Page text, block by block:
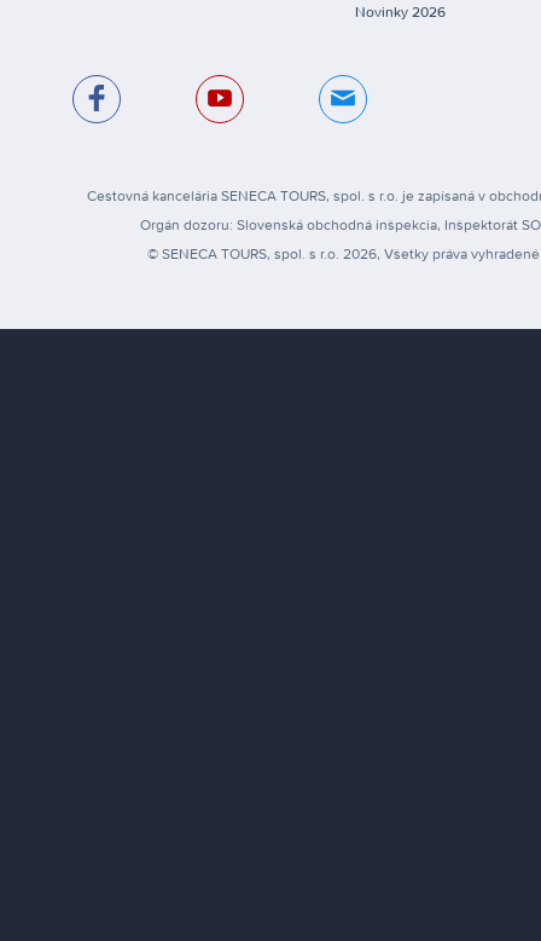
Novinky 2026
Cestovná kancelária SENECA TOURS, spol. s r.o. je zapísaná v
Orgán dozoru: Slovenská obchodná inšpekcia, Inšpektorát
© SENECA TOURS, spol. s r.o. 2026, Všetky práva